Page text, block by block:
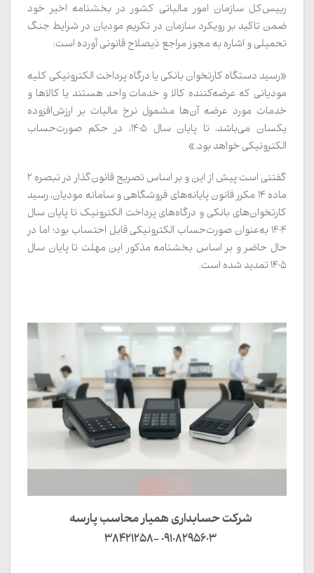
رییس‌کل سازمان امور مالیاتی کشور در بخشنامه اخیر خود
ضمن تاکید بر رویکرد سازمان در تکریم مودیان در شرایط جنگ
تحمیلی و اشاره به مجوز مراجع ذیصلاح قانونی آورده است:
«رسید دستگاه کارتخوان بانکی یا درگاه پرداخت الکترونیکی کلیه
مودیانی که عرضه‌کننده کالا و خدمات واحد هستند یا کالاها و
خدمات مورد عرضه آن‌ها مشمول نرخ مالیات بر ارزش‌افزوده
یکسان می‌باشد، تا پایان سال 1405، در حکم صورت‌حساب
الکترونیکی خواهد بود.»
گفتنی است پیش از این و بر اساس تصریح قانون‌گذار در تبصره 2
ماده 14 مکرر قانون پایانه‌های فروشگاهی و سامانه مودیان، رسید
کارتخوان‌های بانکی و درگاه‌های پرداخت الکترونیک تا پايان سال
1404 به‌عنوان صورت‌حساب الکترونیکی قابل احتساب بود؛ اما در
حال حاضر و بر اساس بخشنامه مذکور این مهلت تا پایان سال
1405 تمدید شده است.
شرکت حسابداری همیار محاسب پارسه
09108295603 -38421258